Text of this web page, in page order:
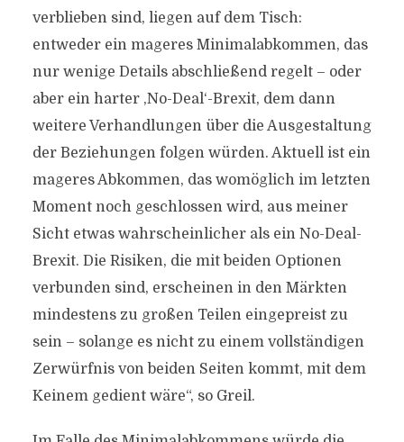
verblieben sind, liegen auf dem Tisch:
entweder ein mageres Minimalabkommen, das
nur wenige Details abschließend regelt – oder
aber ein harter ,No-Deal‘-Brexit, dem dann
weitere Verhandlungen über die Ausgestaltung
der Beziehungen folgen würden. Aktuell ist ein
mageres Abkommen, das womöglich im letzten
Moment noch geschlossen wird, aus meiner
Sicht etwas wahrscheinlicher als ein No-Deal-
Brexit. Die Risiken, die mit beiden Optionen
verbunden sind, erscheinen in den Märkten
mindestens zu großen Teilen eingepreist zu
sein – solange es nicht zu einem vollständigen
Zerwürfnis von beiden Seiten kommt, mit dem
Keinem gedient wäre“, so Greil.